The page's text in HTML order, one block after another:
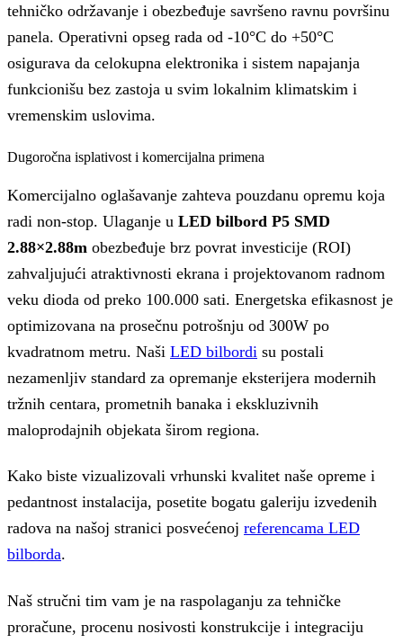
tehničko održavanje i obezbeđuje savršeno ravnu površinu
panela. Operativni opseg rada od -10°C do +50°C
osigurava da celokupna elektronika i sistem napajanja
funkcionišu bez zastoja u svim lokalnim klimatskim i
vremenskim uslovima.
Dugoročna isplativost i komercijalna primena
Komercijalno oglašavanje zahteva pouzdanu opremu koja
radi non-stop. Ulaganje u LED bilbord P5 SMD
2.88×2.88m obezbeđuje brz povrat investicije (ROI)
zahvaljujući atraktivnosti ekrana i projektovanom radnom
veku dioda od preko 100.000 sati. Energetska efikasnost je
optimizovana na prosečnu potrošnju od 300W po
kvadratnom metru. Naši LED bilbordi su postali
nezamenljiv standard za opremanje eksterijera modernih
tržnih centara, prometnih banaka i ekskluzivnih
maloprodajnih objekata širom regiona.
Kako biste vizualizovali vrhunski kvalitet naše opreme i
pedantnost instalacija, posetite bogatu galeriju izvedenih
radova na našoj stranici posvećenoj referencama LED
bilborda.
Naš stručni tim vam je na raspolaganju za tehničke
proračune, procenu nosivosti konstrukcije i integraciju